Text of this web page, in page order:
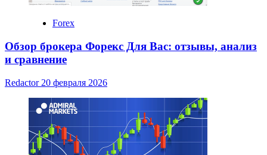
Forex
Обзор брокера Форекс Для Вас: отзывы, анализ
и сравнение
Redactor 20 февраля 2026